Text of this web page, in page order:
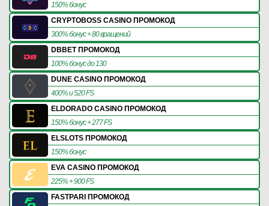
150% бонус
CRYPTOBOSS CASINO ПРОМОКОД
300% бонус + 80 вращений
DBBET ПРОМОКОД
100% бонус до 130
DUNE CASINO ПРОМОКОД
400% и 520 FS
ELDORADO CASINO ПРОМОКОД
150% бонус + 277 FS
ELSLOTS ПРОМОКОД
150% бонус
EVA CASINO ПРОМОКОД
225% + 900 FS
FASTPARI ПРОМОКОД